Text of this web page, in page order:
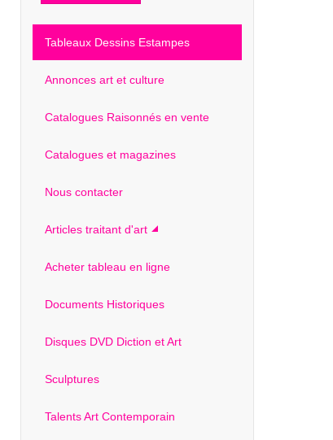
Tableaux Dessins Estampes
Annonces art et culture
Catalogues Raisonnés en vente
Catalogues et magazines
Nous contacter
Articles traitant d'art
Acheter tableau en ligne
Documents Historiques
Disques DVD Diction et Art
Sculptures
Talents Art Contemporain